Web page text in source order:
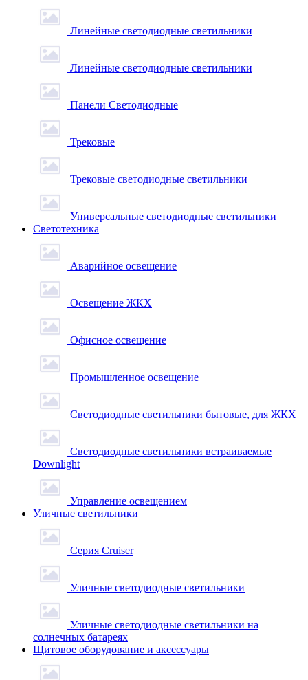
Линейные светодиодные светильники
Линейные светодиодные светильники
Панели Светодиодные
Трековые
Трековые светодиодные светильники
Универсальные светодиодные светильники
Светотехника
Аварийное освещение
Освещение ЖКХ
Офисное освещение
Промышленное освещение
Светодиодные светильники бытовые, для ЖКХ
Светодиодные светильники встраиваемые
Downlight
Управление освещением
Уличные светильники
Серия Cruiser
Уличные светодиодные светильники
Уличные светодиодные светильники на
солнечных батареях
Щитовое оборудование и аксессуары